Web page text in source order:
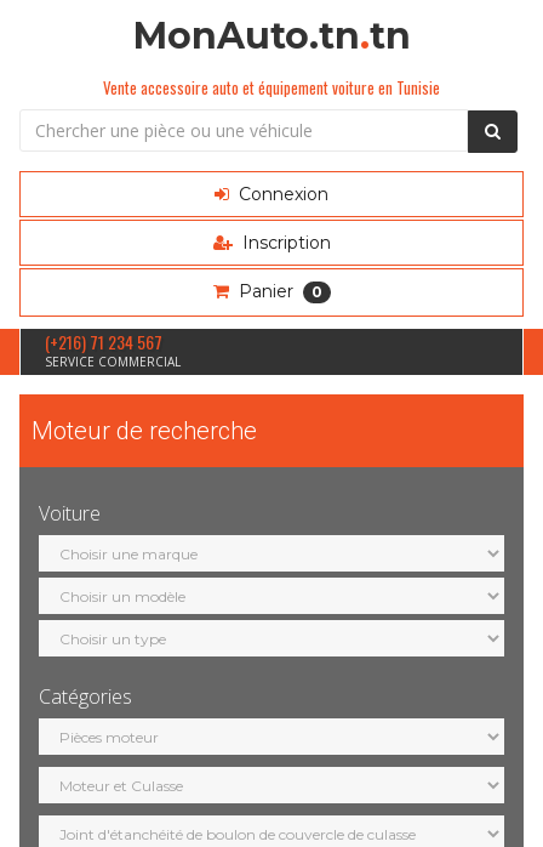
MonAuto.tn.tn
Vente accessoire auto et équipement voiture en Tunisie
Connexion
Inscription
Panier 0
(+216) 71 234 567
SERVICE COMMERCIAL
Moteur de recherche
Voiture
Sélection
marque
Sélection
modèle
Sélection
motorisation
Catégories
Sélection
catégorie